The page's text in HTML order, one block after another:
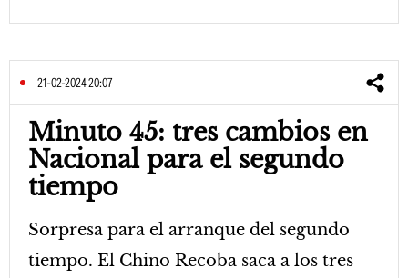
21-02-2024 20:07
Minuto 45: tres cambios en
Nacional para el segundo
tiempo
Sorpresa para el arranque del segundo
tiempo. El Chino Recoba saca a los tres